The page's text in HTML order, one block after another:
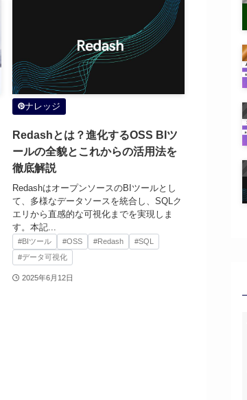
ナレッジ
Redashとは？進化するOSS BIツ
ールの全貌とこれからの活用法を
徹底解説
RedashはオープンソースのBIツールとし
て、多様なデータソースを統合し、SQLク
エリから直感的な可視化までを実現しま
す。本記...
#BIツール #OSS #Redash
#SQL
#データ可視化
2025年6月12日